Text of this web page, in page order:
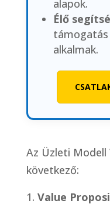
alapok.
Élő
támogatás
alkalmak.
Az Üzleti Modell
következő:
Value